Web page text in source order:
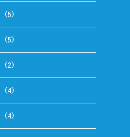
(5)
(5)
(2)
(4)
(4)